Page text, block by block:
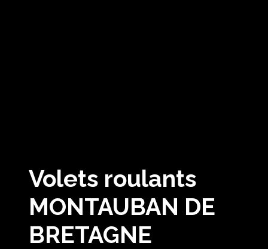
Volets roulants
MONTAUBAN DE
BRETAGNE